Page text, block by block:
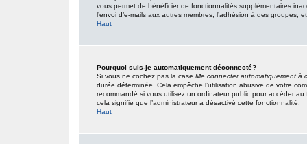
vous permet de bénéficier de fonctionnalités supplémentaires
l’envoi d’e-mails aux autres membres, l’adhésion à des groupes,
Haut
Pourquoi suis-je automatiquement déconnecté?
Si vous ne cochez pas la case Me connecter automatiquement à
durée déterminée. Cela empêche l’utilisation abusive de votre
recommandé si vous utilisez un ordinateur public pour accéder
cela signifie que l’administrateur a désactivé cette fonctionnalité.
Haut